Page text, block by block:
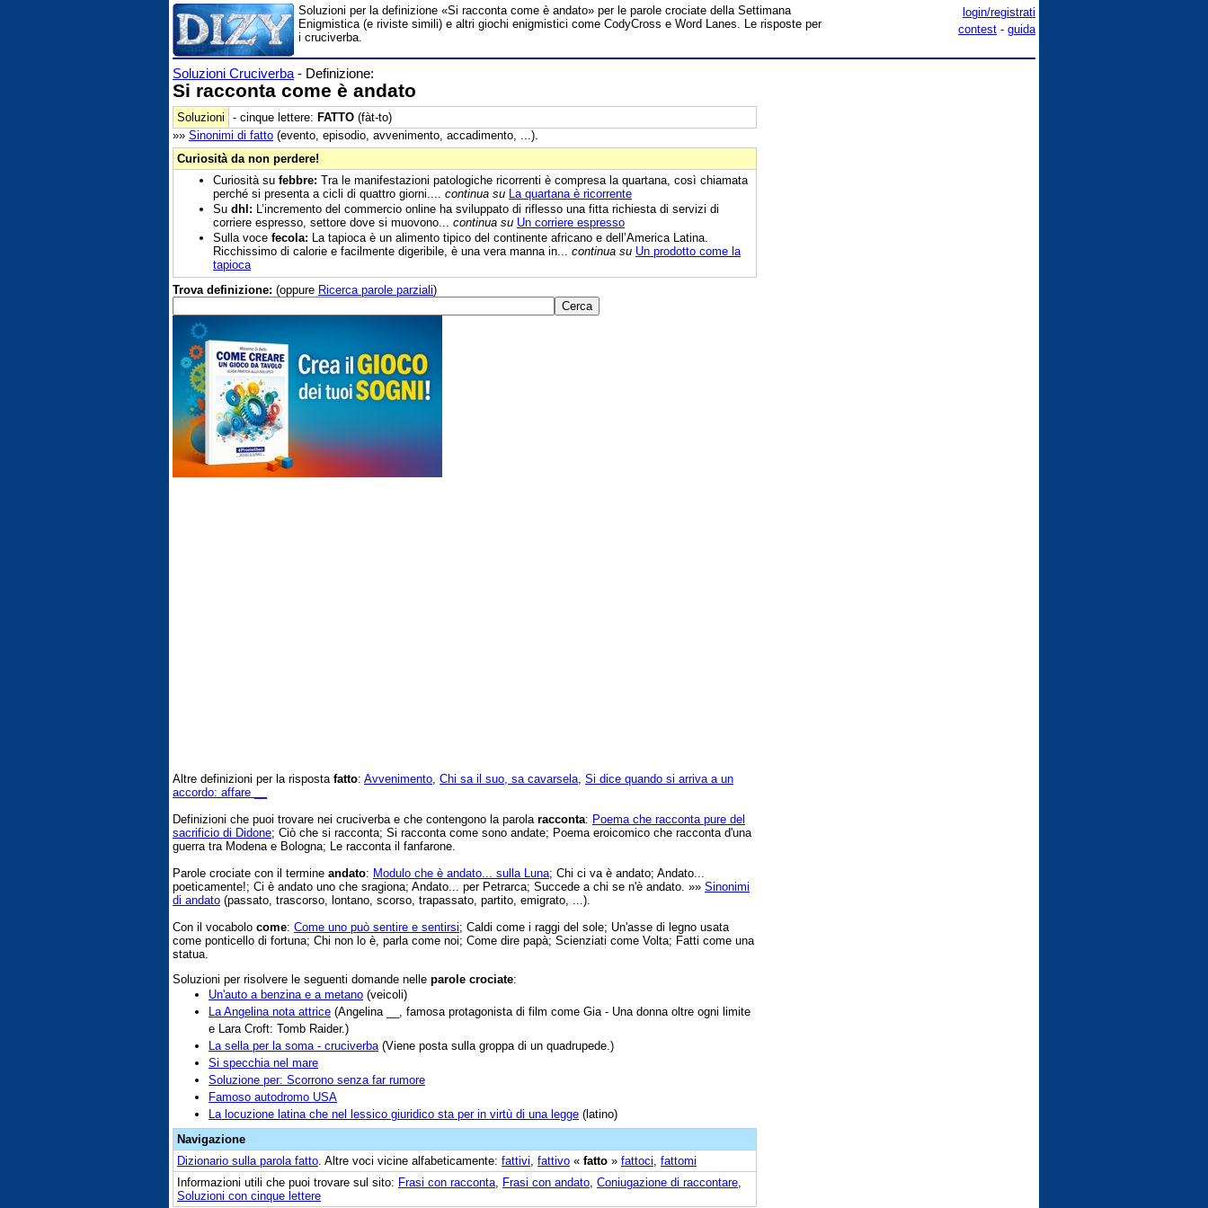
login/registrati
contest - guida
Soluzioni per la definizione «Si racconta come è andato» per le parole crociate della Settimana
Enigmistica (e riviste simili) e altri giochi enigmistici come CodyCross e Word Lanes. Le risposte per
i cruciverba.
Soluzioni Cruciverba - Definizione:
Si racconta come è andato
Soluzioni - cinque lettere: FATTO (fàt-to)
»» Sinonimi di fatto (evento, episodio, avvenimento, accadimento, ...).
Curiosità da non perdere!
Curiosità su febbre: Tra le manifestazioni patologiche ricorrenti è compresa la quartana, così chiamata
perché si presenta a cicli di quattro giorni.... continua su La quartana è ricorrente
Su dhl: L’incremento del commercio online ha sviluppato di riflesso una fitta richiesta di servizi di
corriere espresso, settore dove si muovono... continua su Un corriere espresso
Sulla voce fecola: La tapioca è un alimento tipico del continente africano e dell’America Latina.
Ricchissimo di calorie e facilmente digeribile, è una vera manna in... continua su Un prodotto come la
tapioca
Trova definizione: (oppure Ricerca parole parziali)
Altre definizioni per la risposta fatto: Avvenimento Chi sa il suo, sa cavarsela Si dice quando si arriva a un
accordo: affare __
Definizioni che puoi trovare nei cruciverba e che contengono la parola racconta: Poema che racconta pure del
sacrificio di Didone; Ciò che si racconta; Si racconta come sono andate; Poema eroicomico che racconta d'una
guerra tra Modena e Bologna; Le racconta il fanfarone.
Parole crociate con il termine andato: Modulo che è andato... sulla Luna; Chi ci va è andato; Andato...
poeticamente!; Ci è andato uno che sragiona; Andato... per Petrarca; Succede a chi se n'è andato. »» Sinonimi
di andato (passato, trascorso, lontano, scorso, trapassato, partito, emigrato, ...).
Con il vocabolo come: Come uno può sentire e sentirsi; Caldi come i raggi del sole; Un'asse di legno usata
come ponticello di fortuna; Chi non lo è, parla come noi; Come dire papà; Scienziati come Volta; Fatti come una
statua.
Soluzioni per risolvere le seguenti domande nelle parole crociate:
Un'auto a benzina e a metano (veicoli)
La Angelina nota attrice (Angelina __, famosa protagonista di film come Gia - Una donna oltre ogni limite
e Lara Croft: Tomb Raider.)
La sella per la soma - cruciverba (Viene posta sulla groppa di un quadrupede.)
Si specchia nel mare
Soluzione per: Scorrono senza far rumore
Famoso autodromo USA
La locuzione latina che nel lessico giuridico sta per in virtù di una legge (latino)
Navigazione
Dizionario sulla parola fatto . Altre voci vicine alfabeticamente: fattivi fattivo « fatto » fattoci fattomi
Informazioni utili che puoi trovare sul sito: Frasi con racconta Frasi con andato Coniugazione di raccontare
Soluzioni con cinque lettere